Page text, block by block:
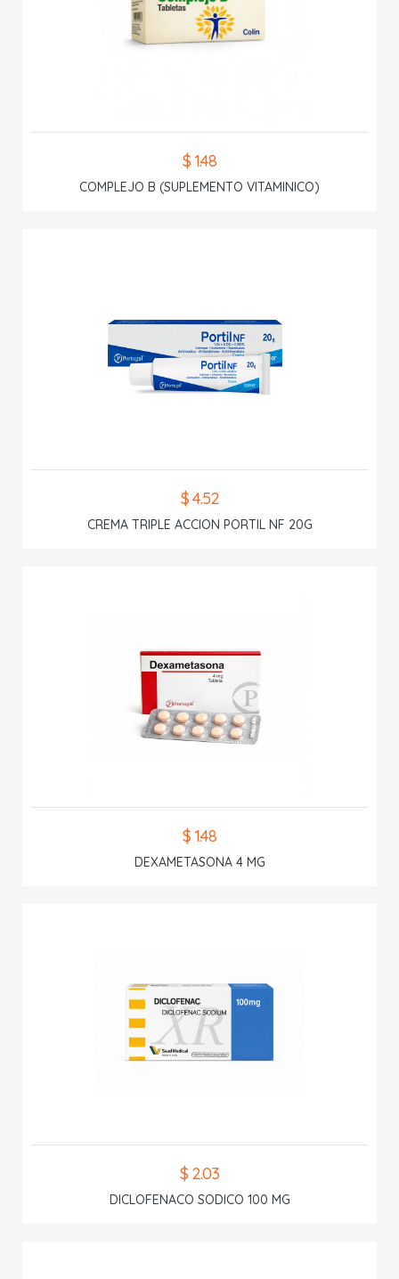
$ 1.48
COMPLEJO B (SUPLEMENTO VITAMINICO)
$ 4.52
CREMA TRIPLE ACCION PORTIL NF 20G
$ 1.48
DEXAMETASONA 4 MG
$ 2.03
DICLOFENACO SODICO 100 MG